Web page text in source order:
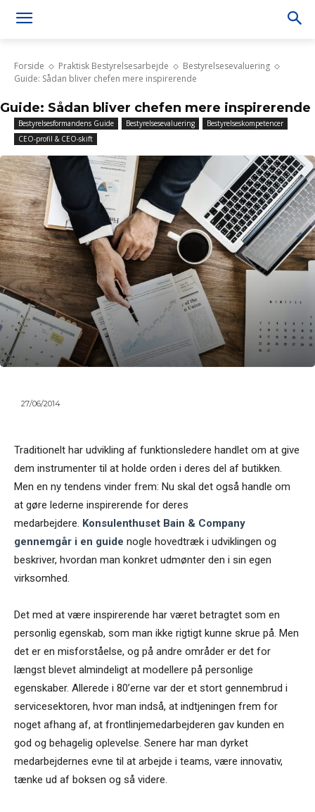
Forside Praktisk Bestyrelsesarbejde
Bestyrelsesevaluering
Guide: Sådan bliver chefen mere inspirerende
Guide: Sådan bliver chefen mere inspirerende
Bestyrelsesformandens Guide Bestyrelsesevaluering
Bestyrelseskompetencer
CEO-profil & CEO-skift
27/06/2014
Traditionelt har udvikling af funktionsledere handlet om at give
dem instrumenter til at holde orden i deres del af butikken.
Men en ny tendens vinder frem: Nu skal det også handle om
at gøre lederne inspirerende for deres
medarbejdere. Konsulenthuset Bain & Company
gennemgår i en guide nogle hovedtræk i udviklingen og
beskriver, hvordan man konkret udmønter den i sin egen
virksomhed.
Det med at være inspirerende har været betragtet som en
personlig egenskab, som man ikke rigtigt kunne skrue på. Men
det er en misforståelse, og på andre områder er det for
længst blevet almindeligt at modellere på personlige
egenskaber. Allerede i 80’erne var der et stort gennembrud i
servicesektoren, hvor man indså, at indtjeningen frem for
noget afhang af, at frontlinjemedarbejderen gav kunden en
god og behagelig oplevelse. Senere har man dyrket
medarbejdernes evne til at arbejde i teams, være innovativ,
tænke ud af boksen og så videre.